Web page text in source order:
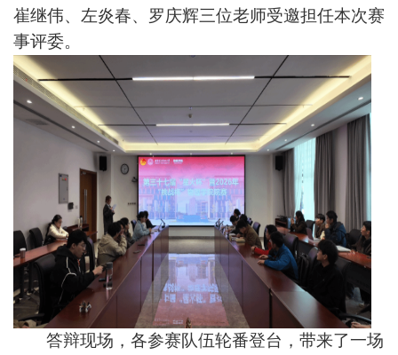
崔继伟、左炎春、罗庆辉三位老师受邀担任本次赛
事评委。
答辩现场，各参赛队伍轮番登台，带来了一场